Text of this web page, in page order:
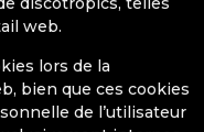
web.
lors de la
bien que ces cookies
de l’utilisateur